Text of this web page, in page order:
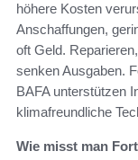
höhere Kosten
Anschaffungen,
oft Geld.
senken Ausgaben.
BAFA unterstützen
klimafreundliche
Wie misst man